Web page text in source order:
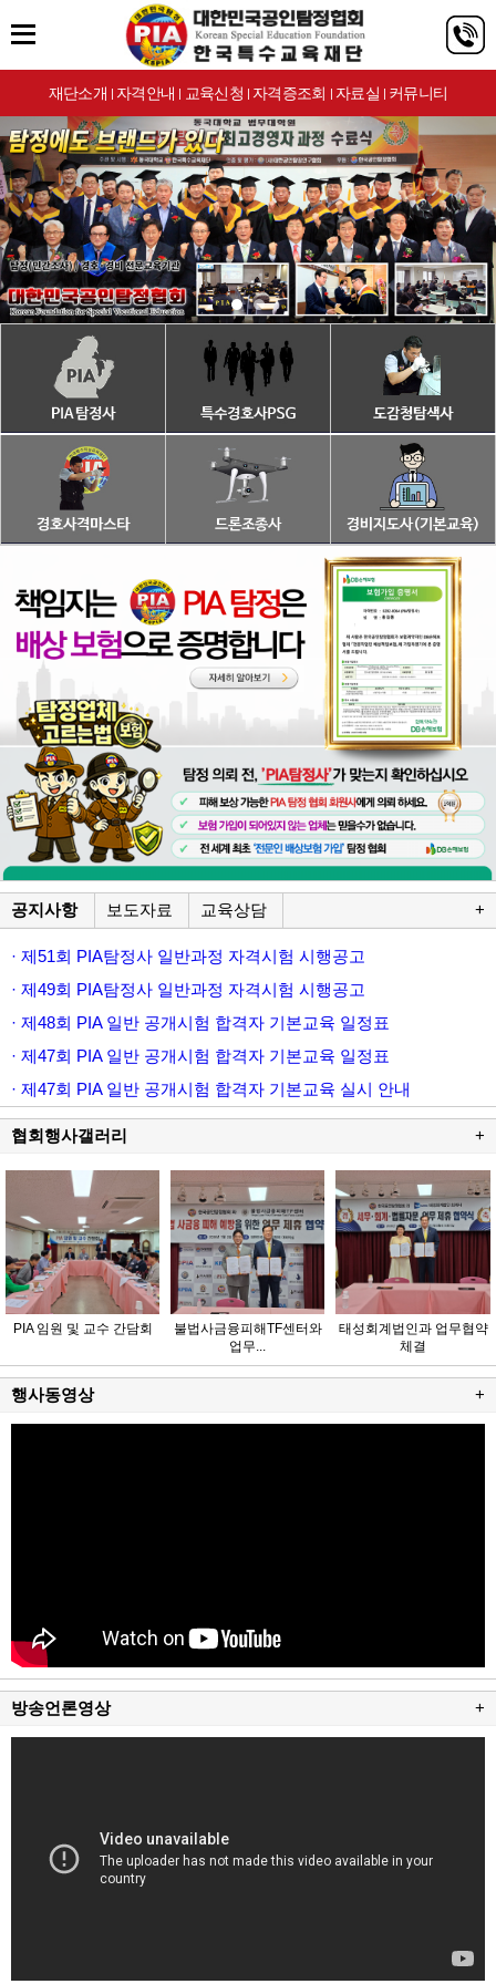
재단소개 | 자격안내 | 교육신청 | 자격증조회 | 자료실 | 커뮤니티
공지사항 보도자료 교육상담 +
· 제51회 PIA탐정사 일반과정 자격시험 시행공고
· 제49회 PIA탐정사 일반과정 자격시험 시행공고
· 제48회 PIA 일반 공개시험 합격자 기본교육 일정표
· 제47회 PIA 일반 공개시험 합격자 기본교육 일정표
· 제47회 PIA 일반 공개시험 합격자 기본교육 실시 안내
협회행사갤러리 +
PIA 임원 및 교수 간담회
불법사금융피해TF센터와
업무...
태성회계법인과 업무협약
체결
행사동영상 +
방송언론영상 +